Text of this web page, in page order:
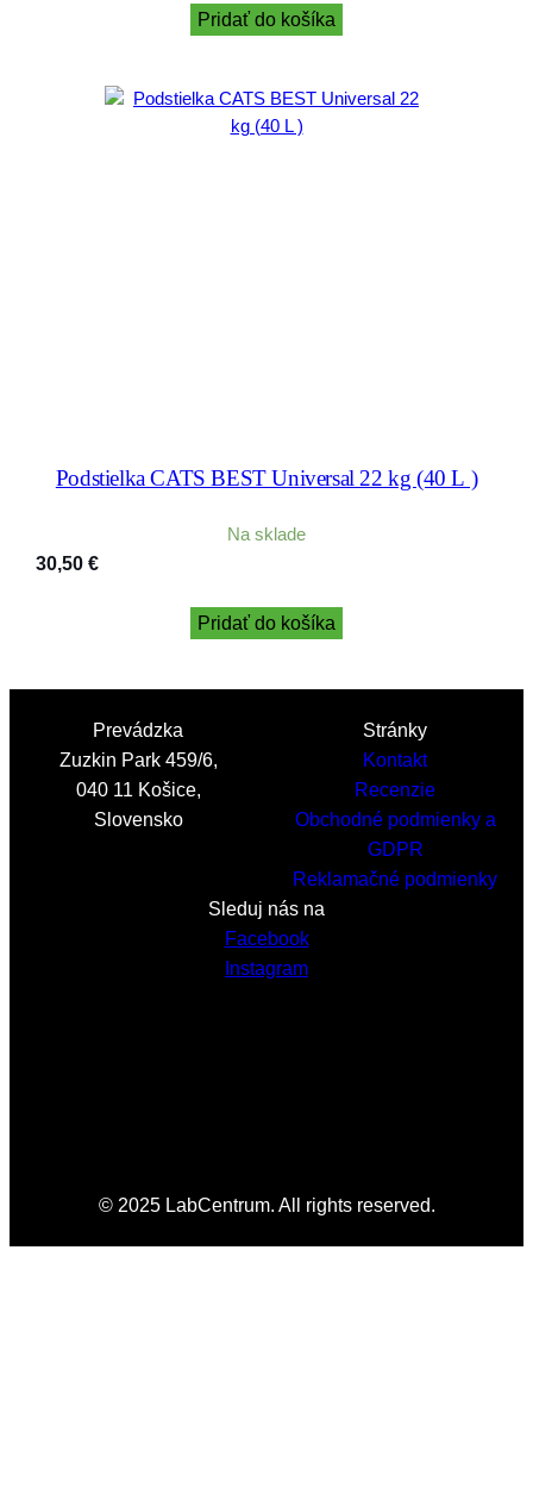
Pridať do košíka
Podstielka CATS BEST Universal 22 kg (40 L )
Na sklade
30,50 €
Pridať do košíka
Prevádzka
Zuzkin Park 459/6,
040 11 Košice,
Slovensko
Stránky
Kontakt
Recenzie
Obchodné podmienky a
GDPR
Reklamačné podmienky
Sleduj nás na
Facebook
Instagram
© 2025 LabCentrum. All rights reserved.